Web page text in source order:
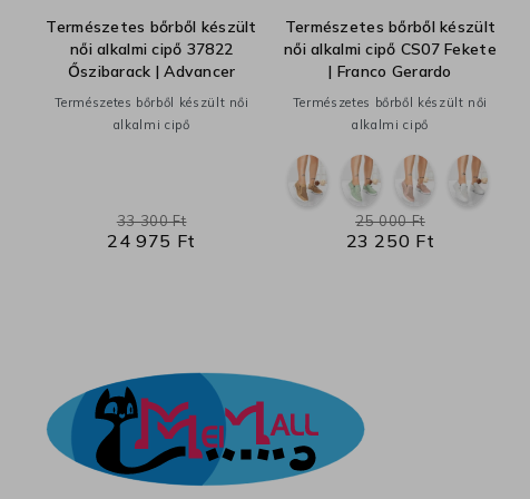
Természetes bőrből készült
női alkalmi cipő 37822
Őszibarack | Advancer
Természetes bőrből készült női
alkalmi cipő
24 975 Ft
33 300 Ft
Természetes bőrből készült
női alkalmi cipő CS07 Fekete
| Franco Gerardo
Természetes bőrből készült női
alkalmi cipő
23 250 Ft
25 000 Ft